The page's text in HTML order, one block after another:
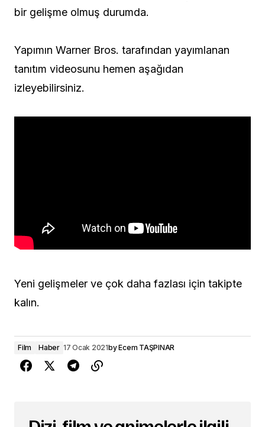
bir gelişme olmuş durumda.
Yapımın Warner Bros. tarafından yayımlanan
tanıtım videosunu hemen aşağıdan
izleyebilirsiniz.
Yeni gelişmeler ve çok daha fazlası için takipte
kalın.
Film Haber 17 Ocak 2021byEcem TAŞPINAR